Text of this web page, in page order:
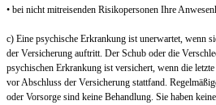
• bei nicht mitreisenden Risikopersonen Ihre
c) Eine psychische Erkrankung ist unerwartet, wenn
der Versicherung auftritt. Der Schub oder die
psychischen Erkrankung ist versichert, wenn die
vor Abschluss der Versicherung stattfand.
oder Vorsorge sind keine Behandlung. Sie haben